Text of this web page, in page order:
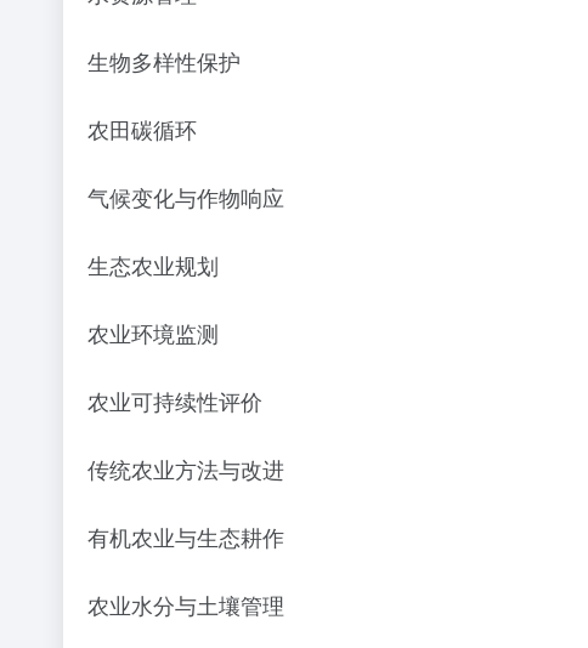
生物多样性保护
农田碳循环
气候变化与作物响应
生态农业规划
农业环境监测
农业可持续性评价
传统农业方法与改进
有机农业与生态耕作
农业水分与土壤管理